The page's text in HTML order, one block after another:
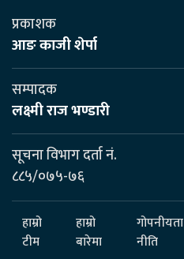
प्रकाशक
आङ काजी शेर्पा
सम्पादक
लक्ष्मी राज भण्डारी
सूचना विभाग दर्ता नं.
८८५/०७५-७६
हाम्रो
टीम
हाम्रो
बारेमा
गोपनीयता
नीति